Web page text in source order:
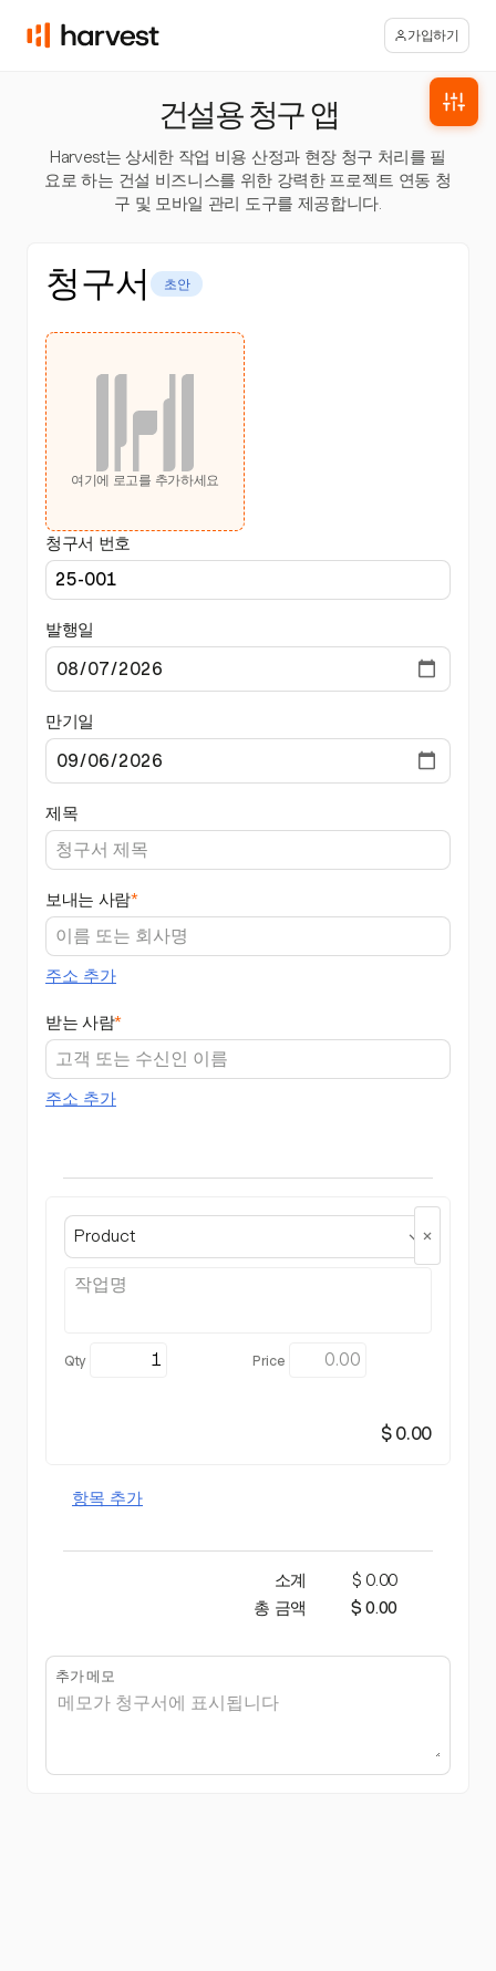
가입하기
건설용 청구 앱
Harvest는 상세한 작업 비용 산정과 현장 청구 처리를 필
요로 하는 건설 비즈니스를 위한 강력한 프로젝트 연동 청
구 및 모바일 관리 도구를 제공합니다.
청구서 초안
여기에 로고를 추가하세요
청구서 번호
발행일
만기일
제목
보내는 사람*
주소 추가
받는 사람*
주소 추가
Product
$ 0.00
항목 추가
소계
$ 0.00
총 금액
$ 0.00
추가 메모